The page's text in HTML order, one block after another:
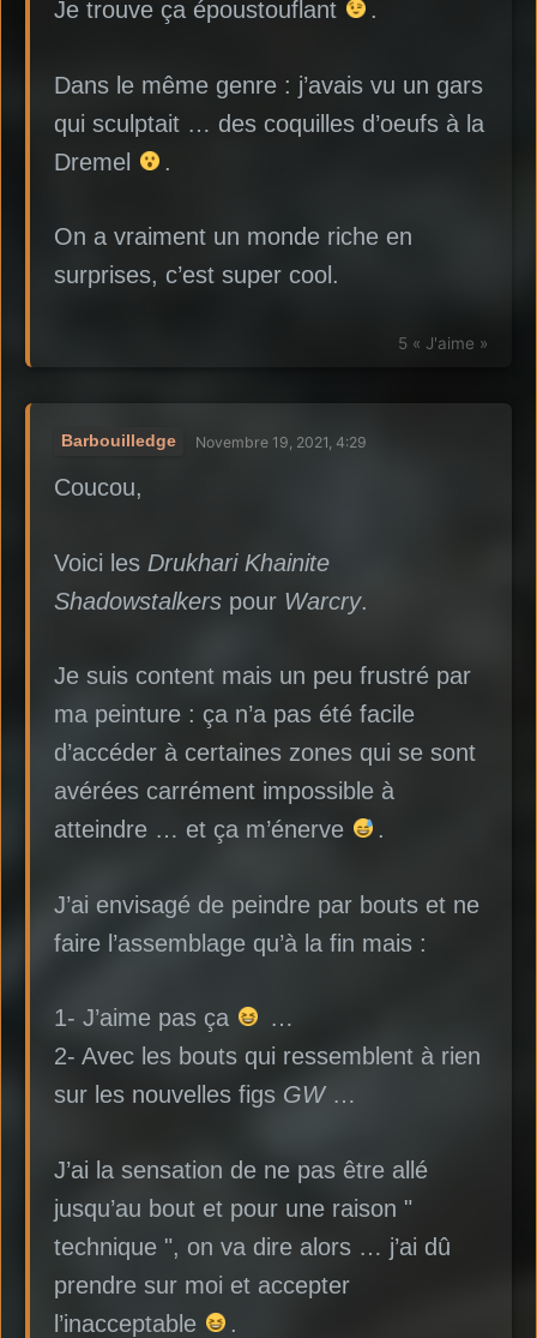
Je trouve ça époustouflant .
Dans le même genre : j’avais vu un gars
qui sculptait … des coquilles d’oeufs à la
Dremel
.
On a vraiment un monde riche en
surprises, c’est super cool.
5 « J'aime »
Barbouilledge Novembre 19, 2021, 4:29
Coucou,
Voici les Drukhari Khainite
Shadowstalkers pour Warcry.
Je suis content mais un peu frustré par
ma peinture : ça n’a pas été facile
d’accéder à certaines zones qui se sont
avérées carrément impossible à
atteindre … et ça m’énerve
.
J’ai envisagé de peindre par bouts et ne
faire l’assemblage qu’à la fin mais :
1- J’aime pas ça
…
2- Avec les bouts qui ressemblent à rien
sur les nouvelles figs GW…
J’ai la sensation de ne pas être allé
jusqu’au bout et pour une raison "
technique ", on va dire alors … j’ai dû
prendre sur moi et accepter
l’inacceptable
.